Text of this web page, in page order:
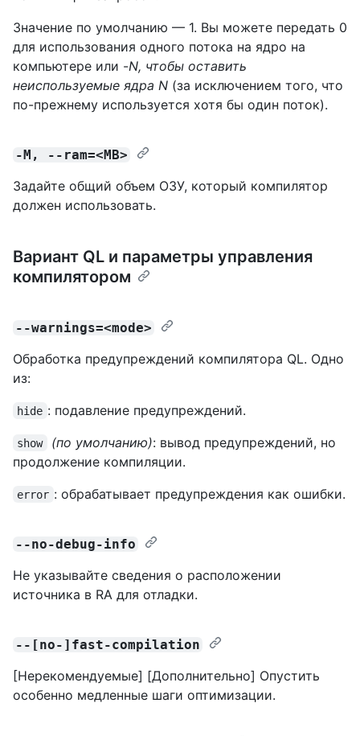
Значение по умолчанию — 1. Вы можете передать 0
для использования одного потока на ядро на
компьютере или -N, чтобы оставить
неиспользуемые ядра N (за исключением того, что
по-прежнему используется хотя бы один поток).
-M, --ram=<MB>
Задайте общий объем ОЗУ, который компилятор
должен использовать.
Вариант QL и параметры управления
компилятором
--warnings=<mode>
Обработка предупреждений компилятора QL. Одно
из:
hide : подавление предупреждений.
show (по умолчанию): вывод предупреждений, но
продолжение компиляции.
error : обрабатывает предупреждения как ошибки.
--no-debug-info
Не указывайте сведения о расположении
источника в RA для отладки.
--[no-]fast-compilation
[Нерекомендуемые] [Дополнительно] Опустить
особенно медленные шаги оптимизации.